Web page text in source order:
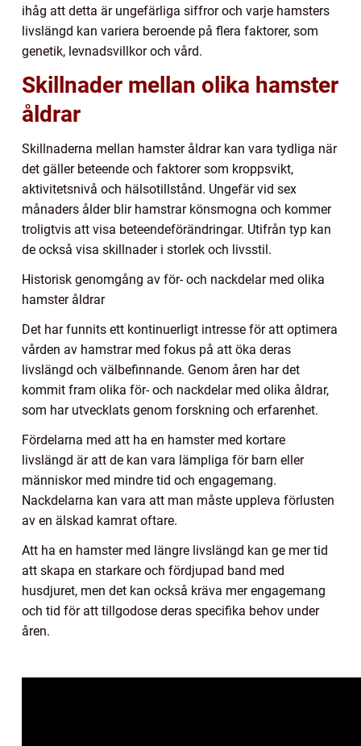
ihåg att detta är ungefärliga siffror och varje hamsters
livslängd kan variera beroende på flera faktorer, som
genetik, levnadsvillkor och vård.
Skillnader mellan olika hamster
åldrar
Skillnaderna mellan hamster åldrar kan vara tydliga när
det gäller beteende och faktorer som kroppsvikt,
aktivitetsnivå och hälsotillstånd. Ungefär vid sex
månaders ålder blir hamstrar könsmogna och kommer
troligtvis att visa beteendeförändringar. Utifrån typ kan
de också visa skillnader i storlek och livsstil.
Historisk genomgång av för- och nackdelar med olika
hamster åldrar
Det har funnits ett kontinuerligt intresse för att optimera
vården av hamstrar med fokus på att öka deras
livslängd och välbefinnande. Genom åren har det
kommit fram olika för- och nackdelar med olika åldrar,
som har utvecklats genom forskning och erfarenhet.
Fördelarna med att ha en hamster med kortare
livslängd är att de kan vara lämpliga för barn eller
människor med mindre tid och engagemang.
Nackdelarna kan vara att man måste uppleva förlusten
av en älskad kamrat oftare.
Att ha en hamster med längre livslängd kan ge mer tid
att skapa en starkare och fördjupad band med
husdjuret, men det kan också kräva mer engagemang
och tid för att tillgodose deras specifika behov under
åren.